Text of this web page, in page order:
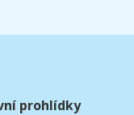
prohlídky